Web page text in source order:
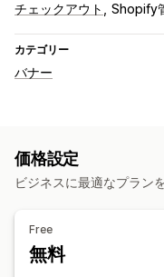
チェックアウト Shopify
カテゴリー
バナー
複数のお知らせ
カウントダウン パーソナ
バナーの位置
色とフォント
価格設定
ビジネスに最適なプラン
Free
無料